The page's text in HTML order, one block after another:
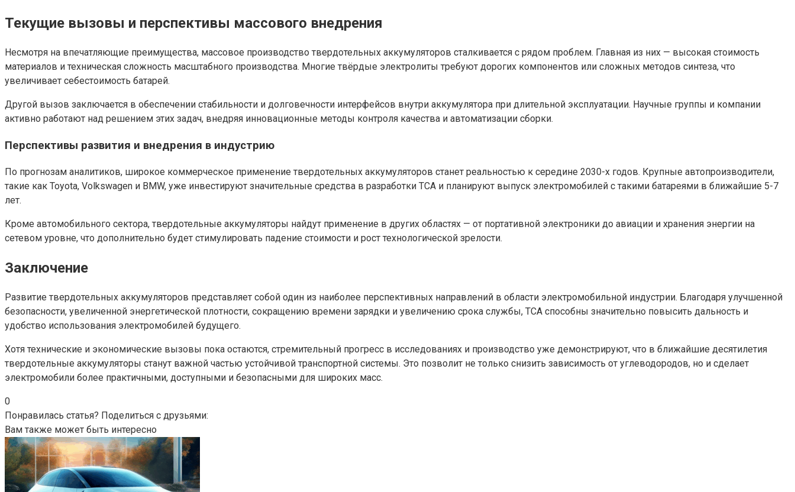
Текущие вызовы и перспективы массового внедрения
Несмотря на впечатляющие преимущества, массовое производство твердотельных аккумуляторов сталкивается с рядом проблем. Главная из них — высокая стоимость
материалов и техническая сложность масштабного производства. Многие твёрдые электролиты требуют дорогих компонентов или сложных методов синтеза, что
увеличивает себестоимость батарей.
Другой вызов заключается в обеспечении стабильности и долговечности интерфейсов внутри аккумулятора при длительной эксплуатации. Научные группы и компании
активно работают над решением этих задач, внедряя инновационные методы контроля качества и автоматизации сборки.
Перспективы развития и внедрения в индустрию
По прогнозам аналитиков, широкое коммерческое применение твердотельных аккумуляторов станет реальностью к середине 2030-х годов. Крупные автопроизводители,
такие как Toyota, Volkswagen и BMW, уже инвестируют значительные средства в разработки ТСА и планируют выпуск электромобилей с такими батареями в ближайшие 5-7
лет.
Кроме автомобильного сектора, твердотельные аккумуляторы найдут применение в других областях — от портативной электроники до авиации и хранения энергии на
сетевом уровне, что дополнительно будет стимулировать падение стоимости и рост технологической зрелости.
Заключение
Развитие твердотельных аккумуляторов представляет собой один из наиболее перспективных направлений в области электромобильной индустрии. Благодаря улучшенной
безопасности, увеличенной энергетической плотности, сокращению времени зарядки и увеличению срока службы, ТСА способны значительно повысить дальность и
удобство использования электромобилей будущего.
Хотя технические и экономические вызовы пока остаются, стремительный прогресс в исследованиях и производство уже демонстрируют, что в ближайшие десятилетия
твердотельные аккумуляторы станут важной частью устойчивой транспортной системы. Это позволит не только снизить зависимость от углеводородов, но и сделает
электромобили более практичными, доступными и безопасными для широких масс.
0
Понравилась статья? Поделиться с друзьями:
Вам также может быть интересно